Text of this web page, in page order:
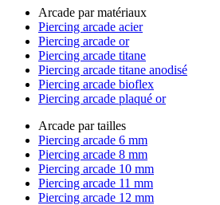
Arcade par matériaux
Piercing arcade acier
Piercing arcade or
Piercing arcade titane
Piercing arcade titane anodisé
Piercing arcade bioflex
Piercing arcade plaqué or
Arcade par tailles
Piercing arcade 6 mm
Piercing arcade 8 mm
Piercing arcade 10 mm
Piercing arcade 11 mm
Piercing arcade 12 mm